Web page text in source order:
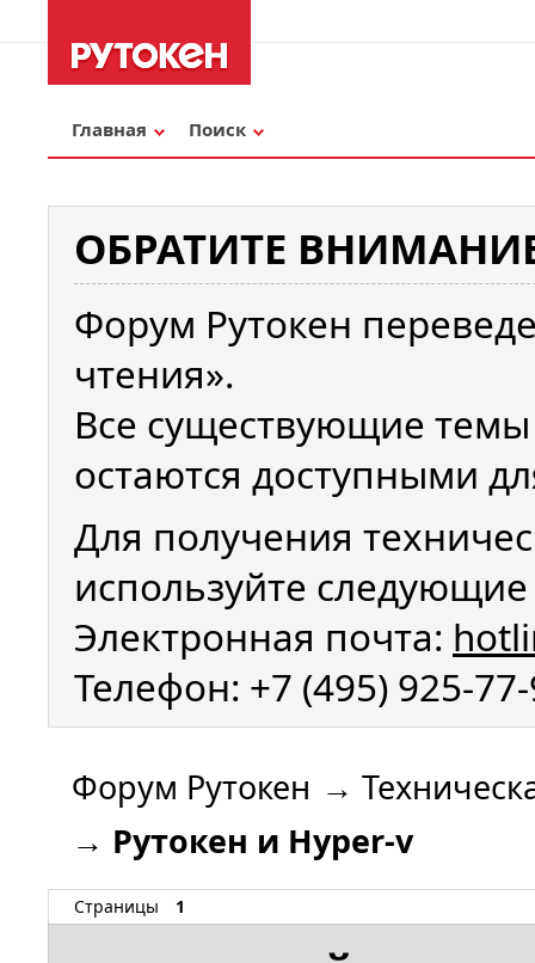
Главная Поиск
ОБРАТИТЕ
Форум Рутокен
чтения».
Все существующие
остаются доступными
Для получения
используйте
Электронная почта:
Телефон: +7 (495) 925-
Форум Рутокен →
→ Рутокен и Hyper-v
Страницы 1